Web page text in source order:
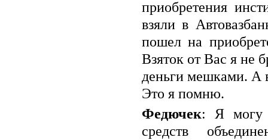
приобретения
взяли в
пошел на
Взяток от Вас я не
деньги мешками. А
Это я помню.
Федючек: Я могу
средств